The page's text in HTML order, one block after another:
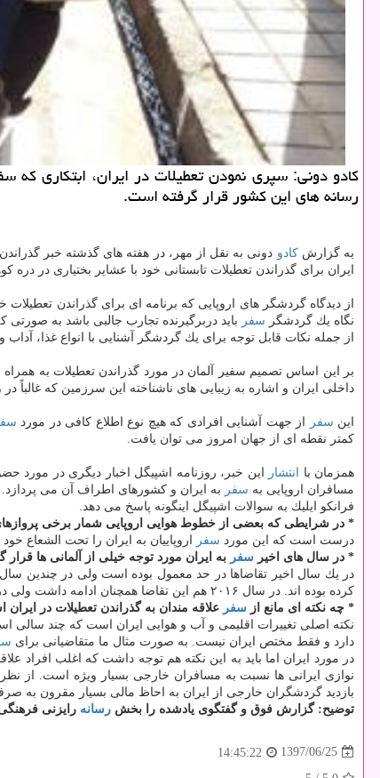
كادو دونی: سپری نمودن تعطیلات در ایران، ابتكاری
رسانه های این كشور قرار گرفته است.
به گزارشكادو دونی به نقل از مهر، در هفته های گذشته خبر
ایران برای گذراندن تعطیلات تابستانی خود با عشایر بختیاری در
از دیدگاه گردشگر های اروپایی كه برنامه ای برای گذراندن
نگاه یك گردشگر سفر باید دربرگیرنده تجارب جالبی باشد به صورتی
از جمله نكات قابل توجه برای یك گردشگر آشنایی با انواع غذا،
بر این اساس تصمیم سفیر آلمان در مورد گذراندن تعطیلات به
داخلی ایران و اشاره به زیبایی های ناشناخته این سرزمین كه غالباً در
این سفر از جهت آشنایی افرادی كه هیچ نوع اطلاع كافی در مورد
كمتر نقطه ای از جهان امروز می توان یافت.
همزمان با انتشار
این خبر، روزنامه اشپیگل اخبار دیگری در مورد
مسافران اروپایی به سفر به ایران و كشورهای اطراف آن می پردازد.
فرانكو ایلیك به سوالات اشپیگل اینگونه پاسخ می دهد.
* در شرایطی كه بعضی از خطوط هوایی اروپایی شمار برخی
درست است كه این مورد سفر
اروپاییان به ایران را تحت الشعاع
* در سال های اخیر سفر به ایران مورد توجه خیلی از آلمانی ها
در یك سال اخیر تقاضاها در حد معمول بوده است ولی در چندین سال قبل
كرده بوده اند. در سال ۲۰۱۶ هم این تقاضا همچنان ادامه داشت ولی در سال قبل (۲۰۱۷) تعداد ۲۲۵۰ میهمان داشتیم كه در مقایسه با دو سال قبل اندكی ریزش داشته است.
* چه نكته ای مانع از سفر علاقه مندان به گذراندن تعطیلات در
نكته اصلی تغییرات اقلیمی و آب و هوایی ایران است كه چند سالی
دارد و فقط مختص ایران نیست. به صورت مثال ما متقاضیانی برای
در مورد ایران اما باید به این نكته هم توجه داشت كه اغلب افراد
نوازی ایرانی ها نسبت به مسافران خارجی بسیار ویژه است. از
بازدید گردشگران خارجی از ایران به احاظ مالی بسیار مقرون به
توضیح: گزارش فوق و گفتگوی یادشده را بخش رسانه رایزنی فرهنگی سفارت
1397/06/25
14:45:22